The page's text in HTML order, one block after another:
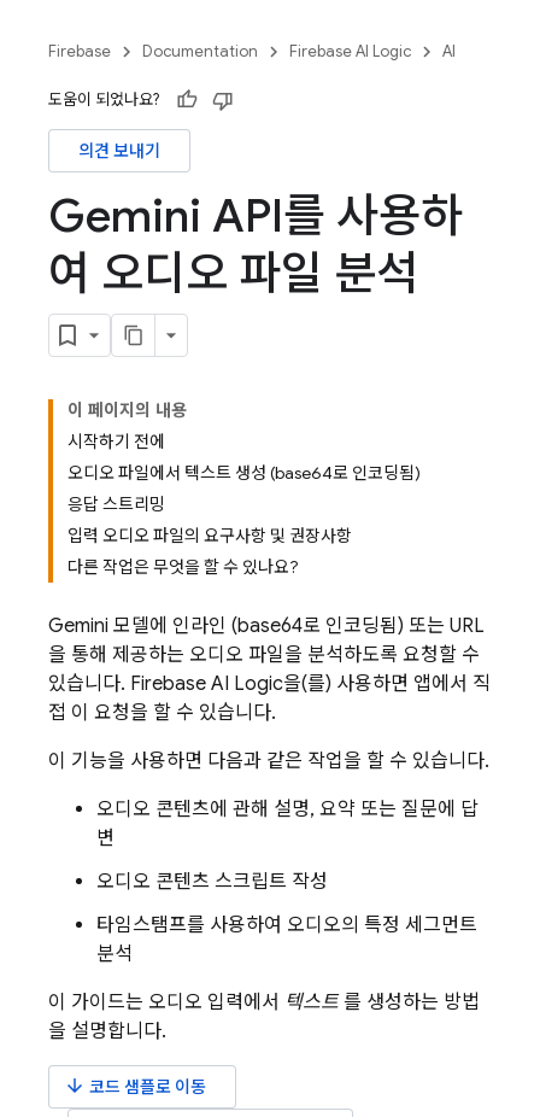
Firebase Documentation Firebase AI Logic AI
도움이 되었나요?
의견 보내기
Gemini API를 사용하
여 오디오 파일 분석
이 페이지의 내용
시작하기 전에
오디오 파일에서 텍스트 생성 (base64로 인코딩됨)
응답 스트리밍
입력 오디오 파일의 요구사항 및 권장사항
다른 작업은 무엇을 할 수 있나요?
Gemini 모델에 인라인 (base64로 인코딩됨) 또는 URL
을 통해 제공하는 오디오 파일을 분석하도록 요청할 수
있습니다. Firebase AI Logic을(를) 사용하면 앱에서 직
접 이 요청을 할 수 있습니다.
이 기능을 사용하면 다음과 같은 작업을 할 수 있습니다.
오디오 콘텐츠에 관해 설명, 요약 또는 질문에 답
변
오디오 콘텐츠 스크립트 작성
타임스탬프를 사용하여 오디오의 특정 세그먼트
분석
이 가이드는 오디오 입력에서 텍스트를 생성하는 방법
을 설명합니다.
arrow_downward 코드 샘플로 이동